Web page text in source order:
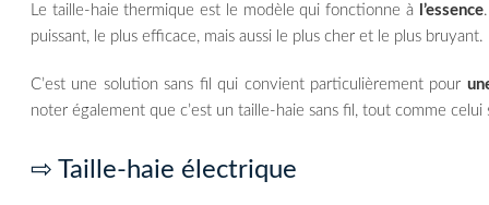
Le taille-haie thermique est le modèle qui fonctionne à l’essence
puissant, le plus efficace, mais aussi le plus cher et le plus bruyant.
C’est une solution sans fil qui convient particulièrement pour
noter également que c’est un taille-haie sans fil, tout comme celui
⇨ Taille-haie électrique